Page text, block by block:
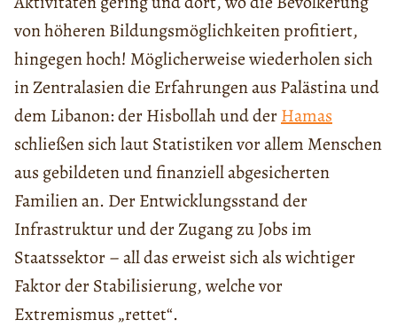
von höheren Bildungsmöglichkeiten profitiert,
hingegen hoch! Möglicherweise wiederholen sich
in Zentralasien die Erfahrungen aus Palästina und
dem Libanon: der Hisbollah und derHamas
schließen sich laut Statistiken vor allem Menschen
aus gebildeten und finanziell abgesicherten
Familien an. Der Entwicklungsstand der
Infrastruktur und der Zugang zu Jobs im
Staatssektor – all das erweist sich als wichtiger
Faktor der Stabilisierung, welche vor
Extremismus „rettet“.